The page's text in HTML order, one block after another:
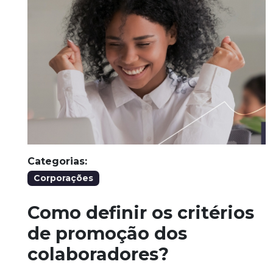
Categorias:
Corporações
Como definir os critérios
de promoção dos
colaboradores?